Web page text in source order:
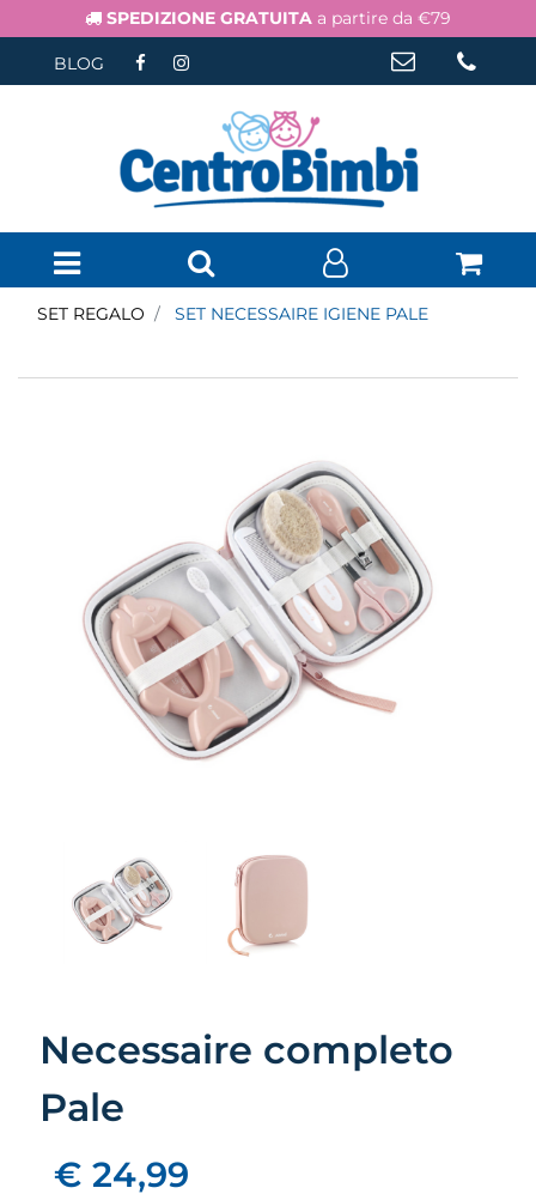
SPEDIZIONE GRATUITA a partire da €79
BLOG
Open menu
SET REGALO SET NECESSAIRE IGIENE PALE
Necessaire completo
Pale
€ 24,99